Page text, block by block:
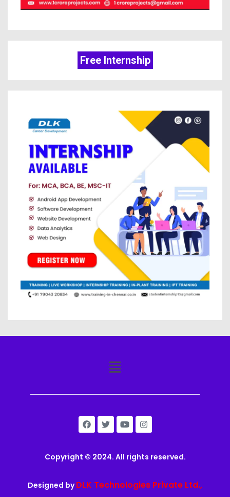
Free Internship
Copyright © 2024. All rights reserved.
Designed byDLK Technologies Private Ltd.,